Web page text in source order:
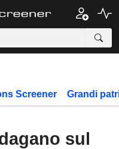
Screener Grandi
sul